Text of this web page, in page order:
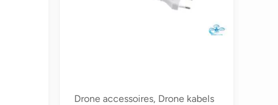
Drone accessoires, Drone kabels